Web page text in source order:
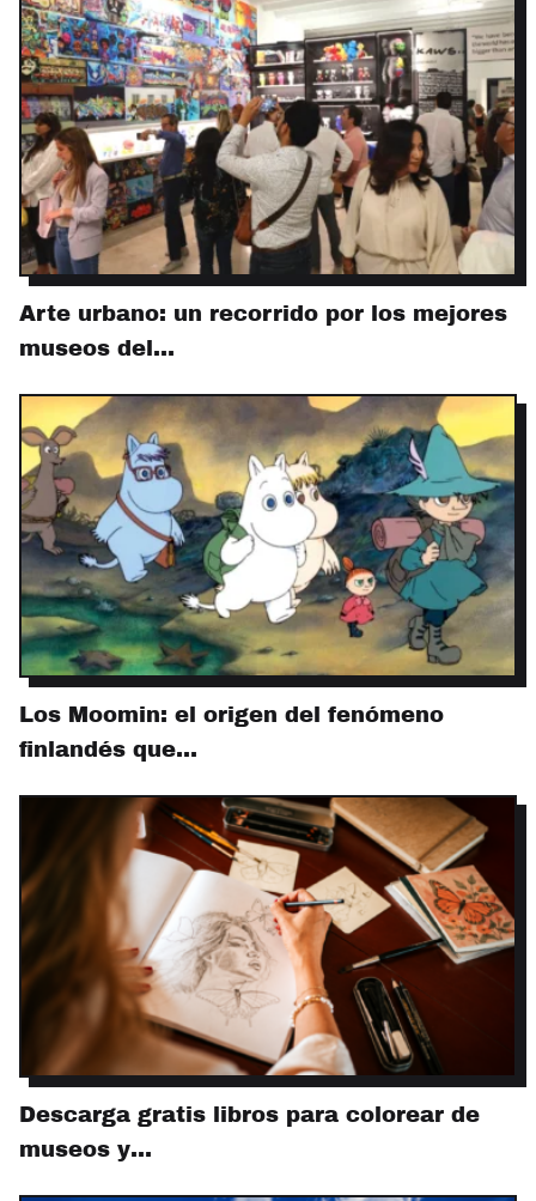
Arte urbano: un recorrido por los mejores
museos del…
Los Moomin: el origen del fenómeno
finlandés que…
Descarga gratis libros para colorear de
museos y…